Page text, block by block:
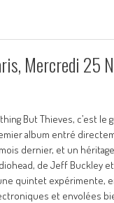
Mercredi 25
But Thieves, c’est le
album entré
dernier, et un
de Jeff Buckley
quintet expérimente,
et envolées